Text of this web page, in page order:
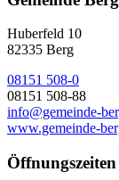
Huberfeld 10
82335 Berg
08151 508-0
08151 508-88
info@gemeinde-
www.gemeinde-